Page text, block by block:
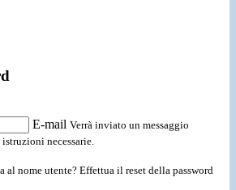
E-mail Verrà inviato un messaggio
necessarie.
al nome utente? Effettua il reset della password